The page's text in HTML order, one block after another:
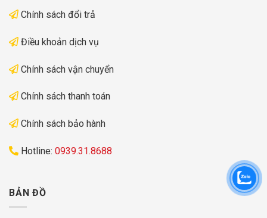
Chính sách đổi trả
Điều khoản dịch vụ
Chính sách vận chuyển
Chính sách thanh toán
Chính sách bảo hành
Hotline: 0939.31.8688
BẢN ĐỒ